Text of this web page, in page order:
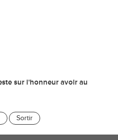
sur l'honneur avoir au
Sortir